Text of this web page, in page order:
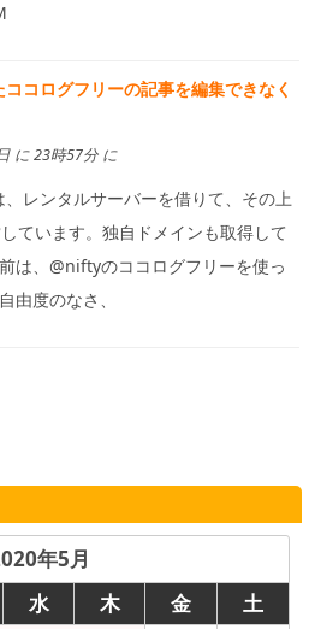
コログフリーの記事を編集できなく
に 23時57分 に
、レンタルサーバーを借りて、その上
ています。独自ドメインも取得して
は、@niftyのココログフリーを使っ
由度のなさ、
年5月
水 木 金
土